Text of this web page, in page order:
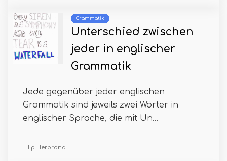
Grammatik
Unterschied zwischen
jeder in englischer
Grammatik
Jede gegenüber jeder englischen
Grammatik sind jeweils zwei Wörter in
englischer Sprache, die mit Un...
Filip Herbrand